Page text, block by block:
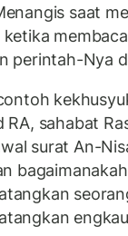
saat
perintah-Nya
RA, sahabat
surat An-